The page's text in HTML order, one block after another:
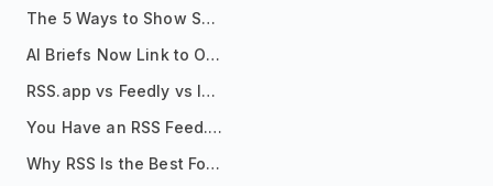
The 5 Ways to Show Sources in Your AI Brief, And When to Use Each
AI Briefs Now Link to Original Sources. Here's Why It Matters
RSS.app vs Feedly vs Inoreader: Which One Is Actually Right for You?
You Have an RSS Feed. Now What?
Why RSS Is the Best Format for AI Agents in 2026